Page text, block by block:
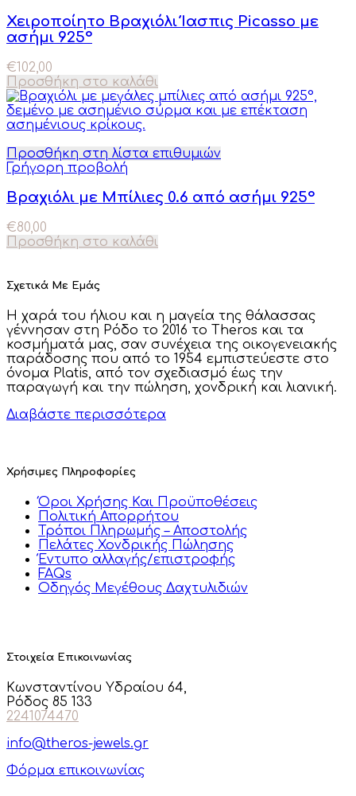
Χειροποίητο Βραχιόλι Ίασπις Picasso με
ασήμι 925°
€102,00
Προσθήκη στο καλάθι
Προσθήκη στη λίστα επιθυμιών
Γρήγορη προβολή
Βραχιόλι με Μπίλιες 0.6 από ασήμι 925°
€80,00
Προσθήκη στο καλάθι
Σχετικά Με Εμάς
Η χαρά του ήλιου και η μαγεία της θάλασσας
γέννησαν στη Ρόδο το 2016 το Theros και τα
κοσμήματά μας, σαν συνέχεια της οικογενειακής
παράδοσης που από το 1954 εμπιστεύεστε στο
όνομα Platis, από τον σχεδιασμό έως την
παραγωγή και την πώληση, χονδρική και λιανική.
Διαβάστε περισσότερα
Χρήσιμες Πληροφορίες
Όροι Χρήσης Και Προϋποθέσεις
Πολιτική Απορρήτου
Τρόποι Πληρωμής – Αποστολής
Πελάτες Χονδρικής Πώλησης
Έντυπο αλλαγής/επιστροφής
FAQs
Οδηγός Μεγέθους Δαχτυλιδιών
Στοιχεία Επικοινωνίας
Κωνσταντίνου Υδραίου 64,
Ρόδος 85 133
2241074470
info@theros-jewels.gr
Φόρμα επικοινωνίας